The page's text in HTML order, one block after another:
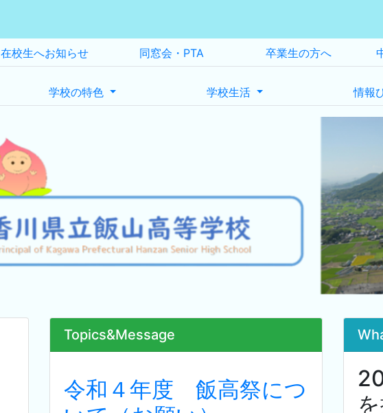
在校生へお知らせ 同窓会・PTA 卒業生の方へ
学校の特色 学校生活 情報
Topics&Message
令和４年度 飯高祭につ